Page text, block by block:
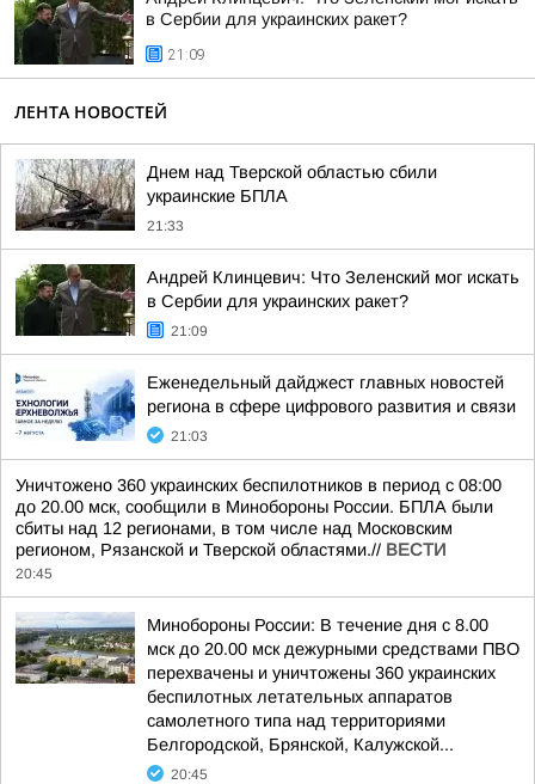
в Сербии для украинских ракет?
21:09
ЛЕНТА НОВОСТЕЙ
Днем над Тверской областью сбили
украинские БПЛА
21:33
Андрей Клинцевич: Что Зеленский мог искать
в Сербии для украинских ракет?
21:09
Еженедельный дайджест главных новостей
региона в сфере цифрового развития и связи
21:03
Уничтожено 360 украинских беспилотников в период с 08:00
до 20.00 мск, сообщили в Минобороны России. БПЛА были
сбиты над 12 регионами, в том числе над Московским
регионом, Рязанской и Тверской областями.// ВЕСТИ
20:45
Минобороны России: В течение дня с 8.00
мск до 20.00 мск дежурными средствами ПВО
перехвачены и уничтожены 360 украинских
беспилотных летательных аппаратов
самолетного типа над территориями
Белгородской, Брянской, Калужской...
20:45